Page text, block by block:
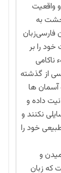
واقعیت
به
فارسی‌زبان
خود را بر
ناکامی
از گذشته
آسمان ها
داده و
نکنند و
خود را
و
که زبان